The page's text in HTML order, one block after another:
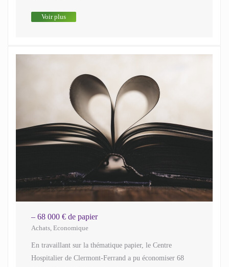
Voir plus
– 68 000 € de papier
Achats, Economique
En travaillant sur la thématique papier, le Centre
Hospitalier de Clermont-Ferrand a pu économiser 68